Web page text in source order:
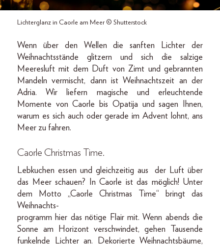
Lichterglanz in Caorle am Meer © Shutterstock
Wenn über den Wellen die sanften Lichter der
Weihnachtsstände glitzern und sich die salzige
Meeresluft mit dem Duft von Zimt und gebrannten
Mandeln vermischt, dann ist Weihnachtszeit an der
Adria. Wir liefern magische und erleuchtende
Momente von Caorle bis Opatija und sagen Ihnen,
warum es sich auch oder gerade im Advent lohnt, ans
Meer zu fahren.
Caorle Christmas Time.
Lebkuchen essen und gleichzeitig aus der Luft über
das Meer schauen? In Caorle ist das möglich! Unter
dem Motto „Caorle Christmas Time“ bringt das
Weihnachts-
programm hier das nötige Flair mit. Wenn abends die
Sonne am Horizont verschwindet, gehen Tausende
funkelnde Lichter an. Dekorierte Weihnachtsbäume,